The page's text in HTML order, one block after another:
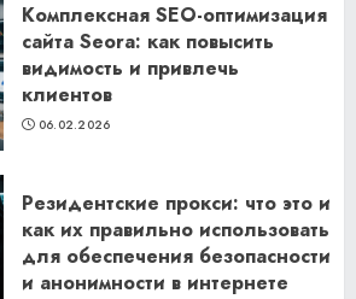
Комплексная SEO-оптимизация
сайта Seora: как повысить
видимость и привлечь
клиентов
06.02.2026
Резидентские прокси: что это и
как их правильно использовать
для обеспечения безопасности
и анонимности в интернете